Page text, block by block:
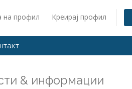
на профил Креирај профил
& информации